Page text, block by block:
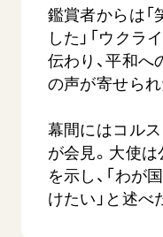
鑑賞者からは「
した」「ウク
伝わり、平和へ
の声が寄せられ
幕間にはコル
が会見。大使
を示し、「わが
けたい」と述べ